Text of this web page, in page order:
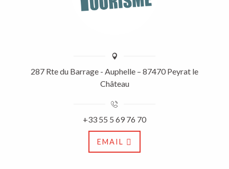
287 Rte du Barrage - Auphelle – 87470 Peyrat le
Château
+33 55 5 69 76 70
EMAIL